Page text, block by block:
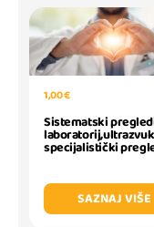
1,00 €
Sistematski
specijalistički
SAZNAJ VIŠE